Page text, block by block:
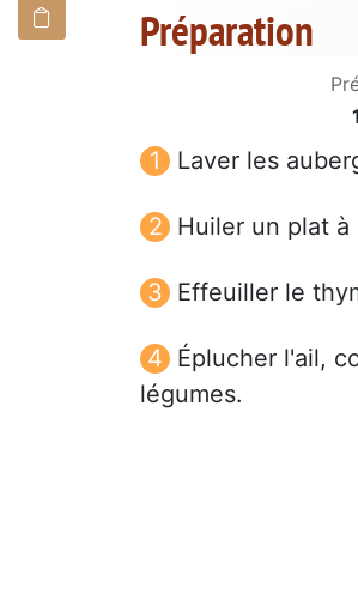
Préparation
Laver les
Huiler un plat
Effeuiller le
Éplucher l'ail,
légumes.